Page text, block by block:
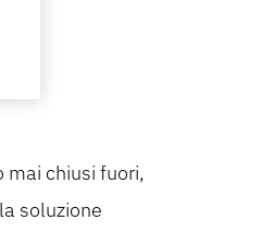
mai chiusi fuori,
soluzione